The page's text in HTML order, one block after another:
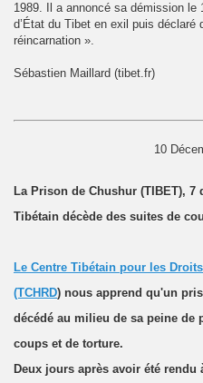
1989. Il a annoncé sa démission
d’État du Tibet en exil puis déclaré
réincarnation ».
Sébastien Maillard (tibet.fr)
10
La Prison de Chushur (TIBET), 7
Tibétain décède des suites de
Le Centre Tibétain pour les
(TCHRD) nous apprend qu'un
décédé au milieu de sa peine de
coups et de torture.
Deux jours après avoir été